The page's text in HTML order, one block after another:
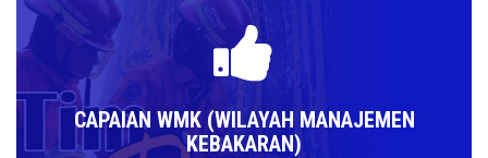
CAPAIAN WMK (WILAYAH MANAJEMEN
KEBAKARAN)